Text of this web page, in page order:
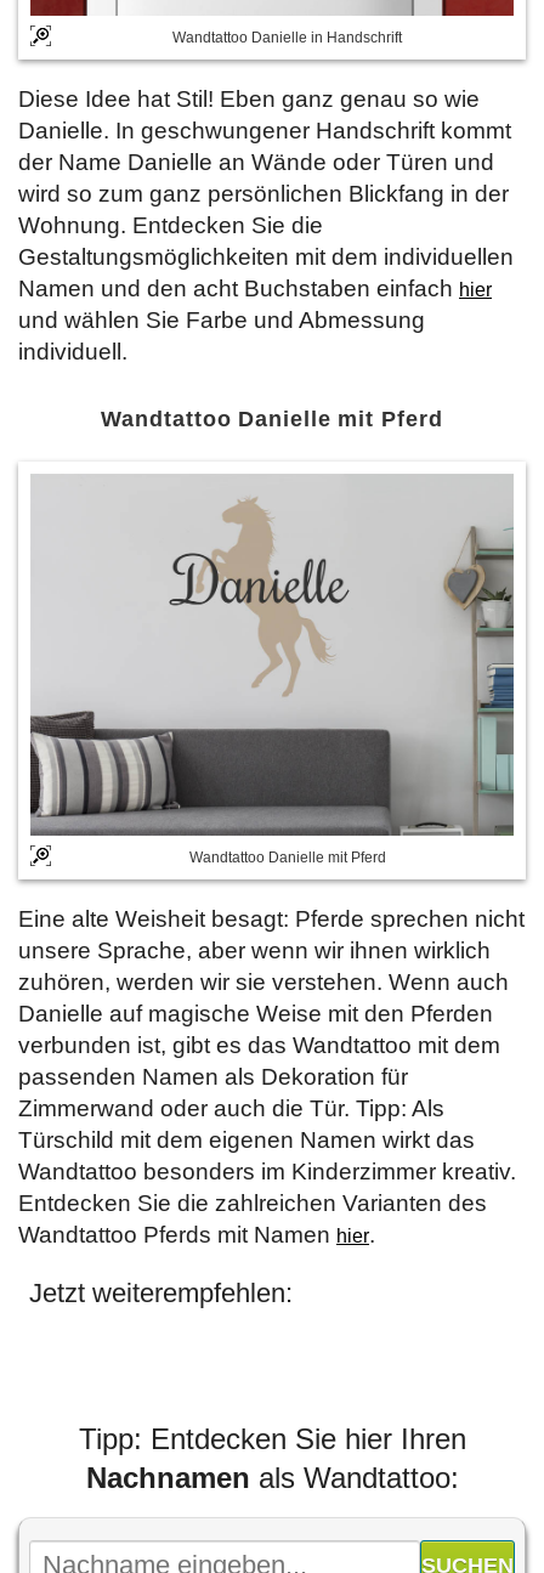
Wandtattoo Danielle in Handschrift
Diese Idee hat Stil! Eben ganz genau so wie
Danielle. In geschwungener Handschrift kommt
der Name Danielle an Wände oder Türen und
wird so zum ganz persönlichen Blickfang in der
Wohnung. Entdecken Sie die
Gestaltungsmöglichkeiten mit dem individuellen
Namen und den acht Buchstaben einfach hier
und wählen Sie Farbe und Abmessung
individuell.
Wandtattoo Danielle mit Pferd
Wandtattoo Danielle mit Pferd
Eine alte Weisheit besagt: Pferde sprechen nicht
unsere Sprache, aber wenn wir ihnen wirklich
zuhören, werden wir sie verstehen. Wenn auch
Danielle auf magische Weise mit den Pferden
verbunden ist, gibt es das Wandtattoo mit dem
passenden Namen als Dekoration für
Zimmerwand oder auch die Tür. Tipp: Als
Türschild mit dem eigenen Namen wirkt das
Wandtattoo besonders im Kinderzimmer kreativ.
Entdecken Sie die zahlreichen Varianten des
Wandtattoo Pferds mit Namen hier.
Jetzt weiterempfehlen:
Tipp: Entdecken Sie hier Ihren
Nachnamen als Wandtattoo: